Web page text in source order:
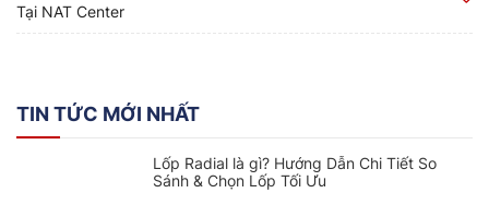
Tại NAT Center
TIN TỨC MỚI NHẤT
Lốp Radial là gì? Hướng Dẫn Chi Tiết So
Sánh & Chọn Lốp Tối Ưu